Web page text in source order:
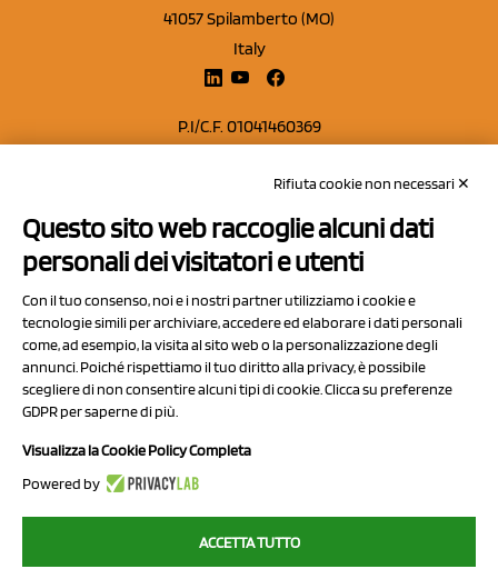
41057 Spilamberto (MO)
Italy
P.I/C.F. 01041460369
Capitale sociale Euro 50.000,00 i.v.
Contatti
Privacy Policy
Cookie Policy
Chi Siamo
2023 NCX Drahorad srl - All rights reserved
Rifiuta cookie non necessari ✕
Questo sito web raccoglie alcuni dati
personali dei visitatori e utenti
Con il tuo consenso, noi e i nostri partner utilizziamo i cookie e
tecnologie simili per archiviare, accedere ed elaborare i dati personali
come, ad esempio, la visita al sito web o la personalizzazione degli
annunci. Poiché rispettiamo il tuo diritto alla privacy, è possibile
scegliere di non consentire alcuni tipi di cookie. Clicca su preferenze
GDPR per saperne di più.
Visualizza la Cookie Policy Completa
Powered by
ACCETTA TUTTO